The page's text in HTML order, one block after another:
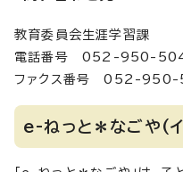
教育委員会生涯学習課
電話番号 052-950-
ファクス番号 052-950-
e-ねっと＊なごや(